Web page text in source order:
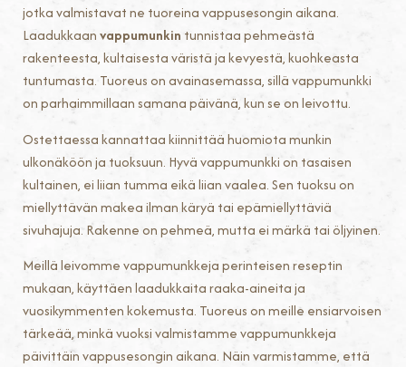
jotka valmistavat ne tuoreina vappusesongin aikana.
Laadukkaanvappumunkin tunnistaa pehmeästä
rakenteesta, kultaisesta väristä ja kevyestä, kuohkeasta
tuntumasta. Tuoreus on avainasemassa, sillä vappumunkki
on parhaimmillaan samana päivänä, kun se on leivottu.
Ostettaessa kannattaa kiinnittää huomiota munkin
ulkonäköön ja tuoksuun. Hyvä vappumunkki on tasaisen
kultainen, ei liian tumma eikä liian vaalea. Sen tuoksu on
miellyttävän makea ilman käryä tai epämiellyttäviä
sivuhajuja. Rakenne on pehmeä, mutta ei märkä tai öljyinen.
Meillä leivomme vappumunkkeja perinteisen reseptin
mukaan, käyttäen laadukkaita raaka-aineita ja
vuosikymmenten kokemusta. Tuoreus on meille ensiarvoisen
tärkeää, minkä vuoksi valmistamme vappumunkkeja
päivittäin vappusesongin aikana. Näin varmistamme, että